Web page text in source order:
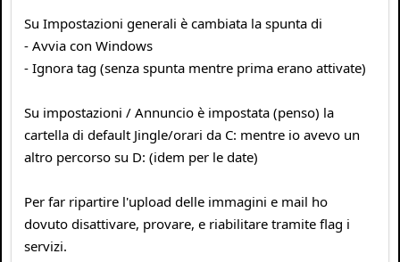
Su Impostazioni generali è cambiata la spunta di
- Avvia con Windows
- Ignora tag (senza spunta mentre prima erano attivate)
Su impostazioni / Annuncio è impostata (penso) la
cartella di default Jingle/orari da C: mentre io avevo un
altro percorso su D: (idem per le date)
Per far ripartire l'upload delle immagini e mail ho
dovuto disattivare, provare, e riabilitare tramite flag i
servizi.